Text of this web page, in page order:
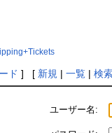
ド ] [ 新規 | 一覧| 検
ユーザー名: